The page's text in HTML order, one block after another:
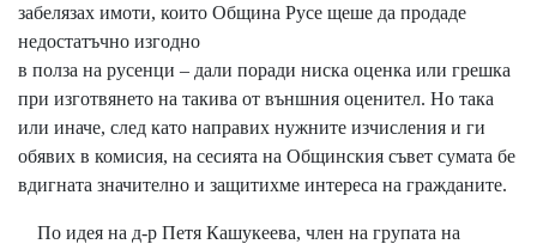
забелязах имоти, които Община Русе щеше да продаде
недостатъчно изгодно
в полза на русенци – дали поради ниска оценка или грешка
при изготвянето на такива от външния оценител. Но така
или иначе, след като направих нужните изчисления и ги
обявих в комисия, на сесията на Общинския съвет сумата бе
вдигната значително и защитихме интереса на гражданите.
По идея на д-р Петя Кашукеева, член на групата на